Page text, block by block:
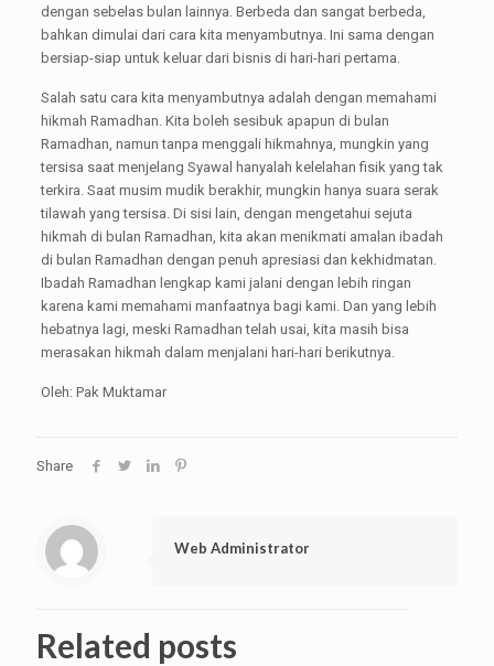
dengan sebelas bulan lainnya. Berbeda dan sangat berbeda,
bahkan dimulai dari cara kita menyambutnya. Ini sama dengan
bersiap-siap untuk keluar dari bisnis di hari-hari pertama.
Salah satu cara kita menyambutnya adalah dengan memahami
hikmah Ramadhan. Kita boleh sesibuk apapun di bulan
Ramadhan, namun tanpa menggali hikmahnya, mungkin yang
tersisa saat menjelang Syawal hanyalah kelelahan fisik yang tak
terkira. Saat musim mudik berakhir, mungkin hanya suara serak
tilawah yang tersisa. Di sisi lain, dengan mengetahui sejuta
hikmah di bulan Ramadhan, kita akan menikmati amalan ibadah
di bulan Ramadhan dengan penuh apresiasi dan kekhidmatan.
Ibadah Ramadhan lengkap kami jalani dengan lebih ringan
karena kami memahami manfaatnya bagi kami. Dan yang lebih
hebatnya lagi, meski Ramadhan telah usai, kita masih bisa
merasakan hikmah dalam menjalani hari-hari berikutnya.
Oleh: Pak Muktamar
Share
Web Administrator
Related posts